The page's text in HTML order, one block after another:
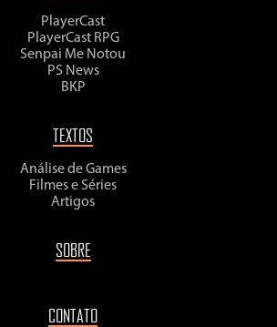
PlayerCast
PlayerCast RPG
Senpai Me Notou
PS News
BKP
TEXTOS
Análise de Games
Filmes e Séries
Artigos
SOBRE
CONTATO